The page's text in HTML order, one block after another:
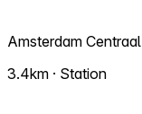
Amsterdam Centraal
3.4km · Station